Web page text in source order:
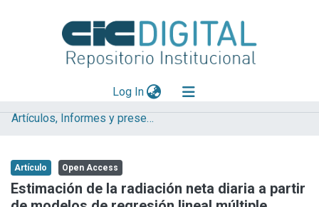
Log In(current)
Explorar
Aportar material
Artículos, Informes y presentaciones en Congresos IHLLA
Artículo Open Access
Estimación de la radiación neta diaria a partir